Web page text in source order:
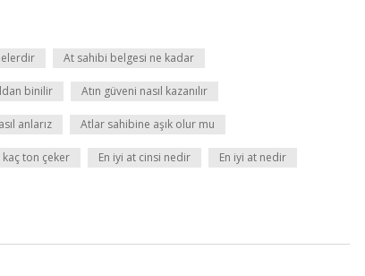
At sahibi belgesi ne kadar
binilir Atın güveni nasıl kazanılır
anlarız Atlar sahibine aşık olur mu
kaç ton çeker En iyi at cinsi nedir En iyi at nedir